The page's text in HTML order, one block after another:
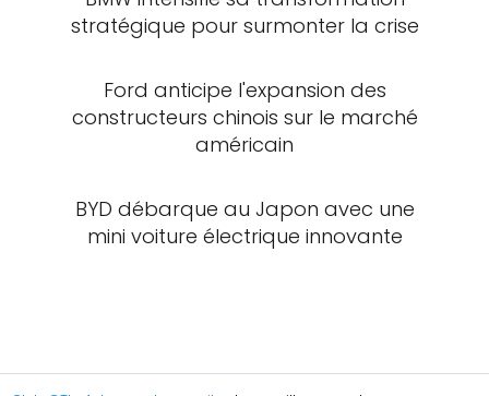
stratégique pour surmonter la crise
Ford anticipe l'expansion des
constructeurs chinois sur le marché
américain
BYD débarque au Japon avec une
mini voiture électrique innovante